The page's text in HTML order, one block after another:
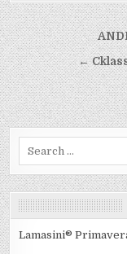
de
entradas
←
Lamasini®